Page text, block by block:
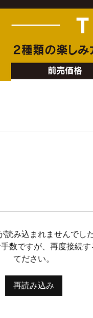
読み込まれませんでした
数ですが、再度接続
てださい。
再読み込み